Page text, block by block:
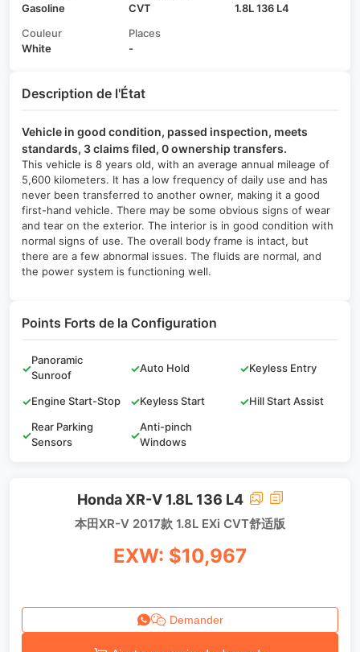
Gasoline
CVT
1.8L 136 L4
Couleur
White
Places
-
Description de l'État
Vehicle in good condition, passed inspection, meets
standards, 3 claims filed, 0 ownership transfers.
This vehicle is 8 years old, with an average annual mileage of
5,600 kilometers. It has a low frequency of daily use and has
never been transferred to another owner, making it a good
first-hand vehicle. There may be some obvious signs of wear
and tear on the exterior. The interior is in good condition with
normal signs of use. The overall body frame is intact, but
there are a few abnormal issues. The fluids are normal, and
the power system is functioning well.
Points Forts de la Configuration
✓
Panoramic
Sunroof
✓Auto Hold ✓Keyless Entry
✓Engine Start-Stop ✓Keyless Start ✓Hill Start Assist
✓
Rear Parking
Sensors
✓
Anti-pinch
Windows
Honda XR-V 1.8L 136 L4
本田XR-V 2017款 1.8L EXi CVT舒适版
EXW: $10,967
Demander